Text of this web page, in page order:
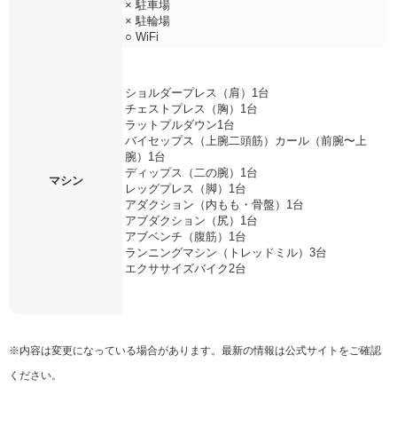
× 駐車場
× 駐輪場
○ WiFi
マシン
ショルダープレス（肩）1台
チェストプレス（胸）1台
ラットプルダウン1台
バイセップス（上腕二頭筋）カール（前腕〜上
腕）1台
ディップス（二の腕）1台
レッグプレス（脚）1台
アダクション（内もも・骨盤）1台
アブダクション（尻）1台
アブベンチ（腹筋）1台
ランニングマシン（トレッドミル）3台
エクササイズバイク2台
※内容は変更になっている場合があります。最新の情報は公式サイトをご確認
ください。